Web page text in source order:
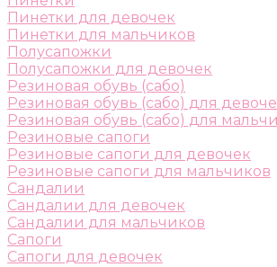
Пинетки для девочек
Пинетки для мальчиков
Полусапожки
Полусапожки для девочек
Резиновая обувь (сабо)
Резиновая обувь (сабо) для
Резиновая обувь (сабо) для
Резиновые сапоги
Резиновые сапоги для девочек
Резиновые сапоги для мальчиков
Сандалии
Сандалии для девочек
Сандалии для мальчиков
Сапоги
Сапоги для девочек